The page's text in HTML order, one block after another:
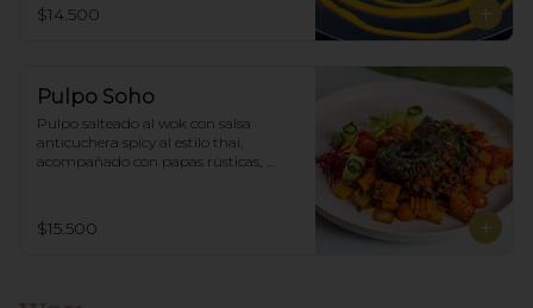
$14.500
Pulpo Soho
Pulpo salteado al wok con salsa
anticuchera spicy al estilo thai,
acompañado con papas rústicas,
$15.500